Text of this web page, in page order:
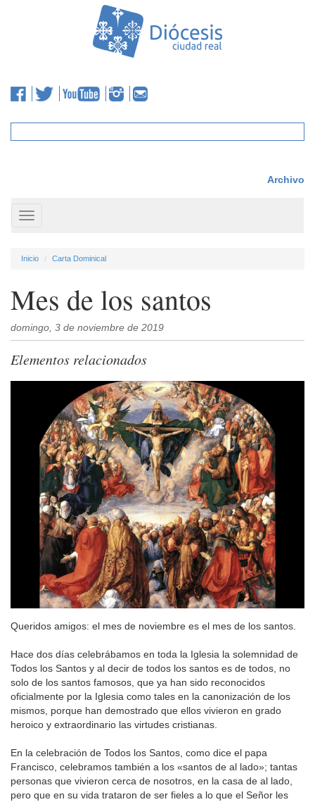
Archivo
Toggle
navigation
Inicio Carta Dominical
Mes de los santos
domingo, 3 de noviembre de 2019
Elementos relacionados
Queridos amigos: el mes de noviembre es el mes de los santos.
Hace dos días celebrábamos en toda la Iglesia la solemnidad de
Todos los Santos y al decir de todos los santos es de todos, no
solo de los santos famosos, que ya han sido reconocidos
oficialmente por la Iglesia como tales en la canonización de los
mismos, porque han demostrado que ellos vivieron en grado
heroico y extraordinario las virtudes cristianas.
En la celebración de Todos los Santos, como dice el papa
Francisco, celebramos también a los «santos de al lado»; tantas
personas que vivieron cerca de nosotros, en la casa de al lado,
pero que en su vida trataron de ser fieles a lo que el Señor les